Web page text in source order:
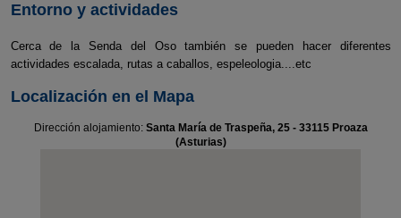
Entorno y actividades
Cerca de la Senda del Oso también se pueden hacer diferentes
actividades escalada, rutas a caballos, espeleologia....etc
Localización en el Mapa
Dirección alojamiento: Santa María de Traspeña, 25 - 33115 Proaza
(Asturias)